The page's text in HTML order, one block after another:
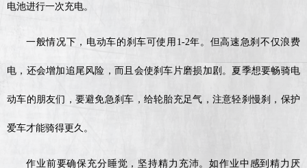
电池进行一次充电。
一般情况下，电动车的刹车可使用1-2年。但高速急刹不仅浪费
电，还会增加追尾风险，而且会使刹车片磨损加剧。夏季想要畅骑电
动车的朋友们，要避免急刹车，给轮胎充足气，注意轻刹慢刹，保护
爱车才能骑得更久。
作业前要确保充分睡觉，坚持精力充沛。如作业中感到精力厌